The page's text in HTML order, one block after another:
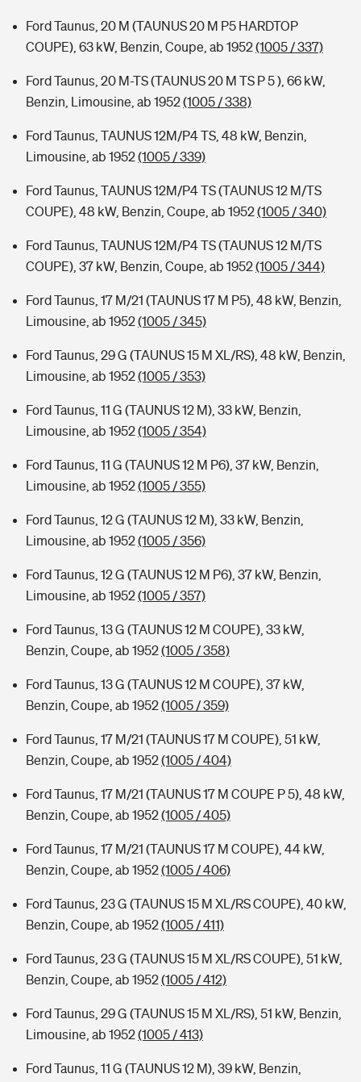
Ford Taunus, 20 M (TAUNUS 20 M P5 HARDTOP
COUPE), 63 kW, Benzin, Coupe, ab 1952(1005 / 337)
Ford Taunus, 20 M-TS (TAUNUS 20 M TS P 5 ), 66 kW,
Benzin, Limousine, ab 1952(1005 / 338)
Ford Taunus, TAUNUS 12M/P4 TS, 48 kW, Benzin,
Limousine, ab 1952(1005 / 339)
Ford Taunus, TAUNUS 12M/P4 TS (TAUNUS 12 M/TS
COUPE), 48 kW, Benzin, Coupe, ab 1952(1005 / 340)
Ford Taunus, TAUNUS 12M/P4 TS (TAUNUS 12 M/TS
COUPE), 37 kW, Benzin, Coupe, ab 1952(1005 / 344)
Ford Taunus, 17 M/21 (TAUNUS 17 M P5), 48 kW, Benzin,
Limousine, ab 1952(1005 / 345)
Ford Taunus, 29 G (TAUNUS 15 M XL/RS), 48 kW, Benzin,
Limousine, ab 1952(1005 / 353)
Ford Taunus, 11 G (TAUNUS 12 M), 33 kW, Benzin,
Limousine, ab 1952(1005 / 354)
Ford Taunus, 11 G (TAUNUS 12 M P6), 37 kW, Benzin,
Limousine, ab 1952(1005 / 355)
Ford Taunus, 12 G (TAUNUS 12 M), 33 kW, Benzin,
Limousine, ab 1952(1005 / 356)
Ford Taunus, 12 G (TAUNUS 12 M P6), 37 kW, Benzin,
Limousine, ab 1952(1005 / 357)
Ford Taunus, 13 G (TAUNUS 12 M COUPE), 33 kW,
Benzin, Coupe, ab 1952(1005 / 358)
Ford Taunus, 13 G (TAUNUS 12 M COUPE), 37 kW,
Benzin, Coupe, ab 1952(1005 / 359)
Ford Taunus, 17 M/21 (TAUNUS 17 M COUPE), 51 kW,
Benzin, Coupe, ab 1952(1005 / 404)
Ford Taunus, 17 M/21 (TAUNUS 17 M COUPE P 5), 48 kW,
Benzin, Coupe, ab 1952(1005 / 405)
Ford Taunus, 17 M/21 (TAUNUS 17 M COUPE), 44 kW,
Benzin, Coupe, ab 1952(1005 / 406)
Ford Taunus, 23 G (TAUNUS 15 M XL/RS COUPE), 40 kW,
Benzin, Coupe, ab 1952(1005 / 411)
Ford Taunus, 23 G (TAUNUS 15 M XL/RS COUPE), 51 kW,
Benzin, Coupe, ab 1952(1005 / 412)
Ford Taunus, 29 G (TAUNUS 15 M XL/RS), 51 kW, Benzin,
Limousine, ab 1952(1005 / 413)
Ford Taunus, 11 G (TAUNUS 12 M), 39 kW, Benzin,